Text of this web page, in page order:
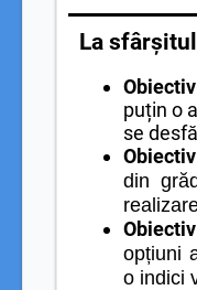
La
puțin o
se
din
opțiuni
o indici